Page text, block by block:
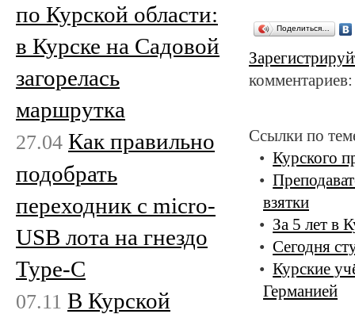
Поделиться…
Ссылки по
Курского
взятки
За 5 лет в
Сегодня
Курские
Германией
по Курской области:
в Курске на Садовой
загорелась
маршрутка
27.04 Как правильно
подобрать
переходник с micro-
USB лота на гнездо
Type-C
07.11 В Курской